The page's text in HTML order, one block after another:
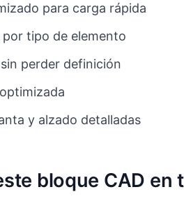
para carga rápida
tipo de elemento
perder definición
y alzado detalladas
bloque CAD en